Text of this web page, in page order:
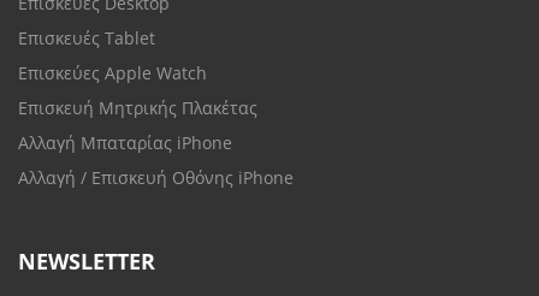
Επισκευές Tablet
Επισκεύες Apple Watch
Επισκευή Μητρικής Πλακέτας
Αλλαγή Μπαταρίας iPhone
Αλλαγή / Επισκευή Οθόνης iPhone
NEWSLETTER